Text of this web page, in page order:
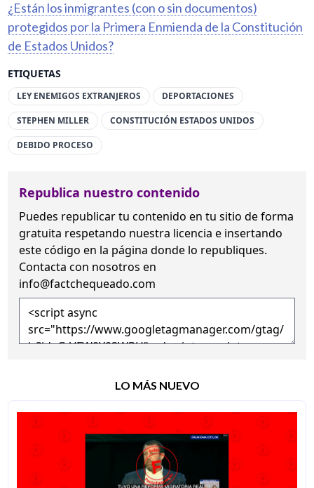
ETIQUETAS
LEY ENEMIGOS EXTRANJEROS DEPORTACIONES
STEPHEN MILLER CONSTITUCIÓN ESTADOS UNIDOS
DEBIDO PROCESO
¿Están los inmigrantes (con o sin documentos)
protegidos por la Primera Enmienda de la Constitución
de Estados Unidos?
Republica nuestro contenido
Puedes republicar tu contenido en tu sitio de forma
gratuita respetando nuestra licencia e insertando
este código en la página donde lo republiques.
Contacta con nosotros en
info@factchequeado.com
LO MÁS NUEVO